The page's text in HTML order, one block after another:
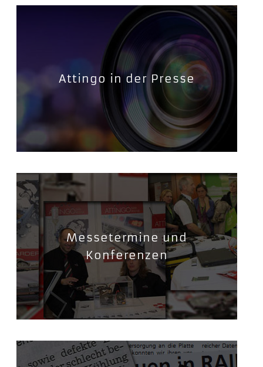
Attingo in der Presse
Messetermine und
Konferenzen